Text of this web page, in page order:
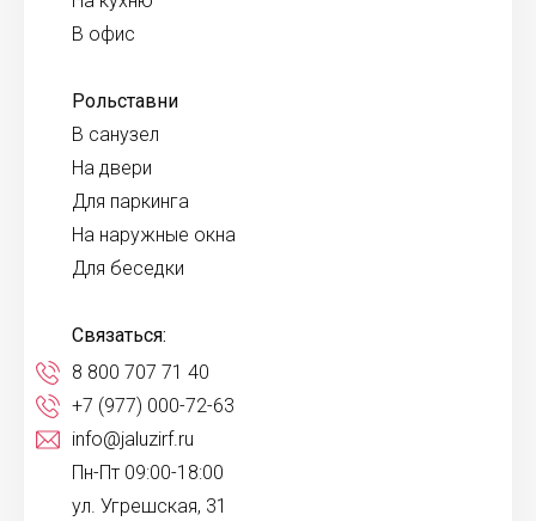
В офис
Рольставни
В санузел
На двери
Для паркинга
На наружные окна
Для беседки
Связаться:
8 800 707 71 40
+7 (977) 000-72-63
info@jaluzirf.ru
Пн-Пт 09:00-18:00
ул. Угрешская, 31